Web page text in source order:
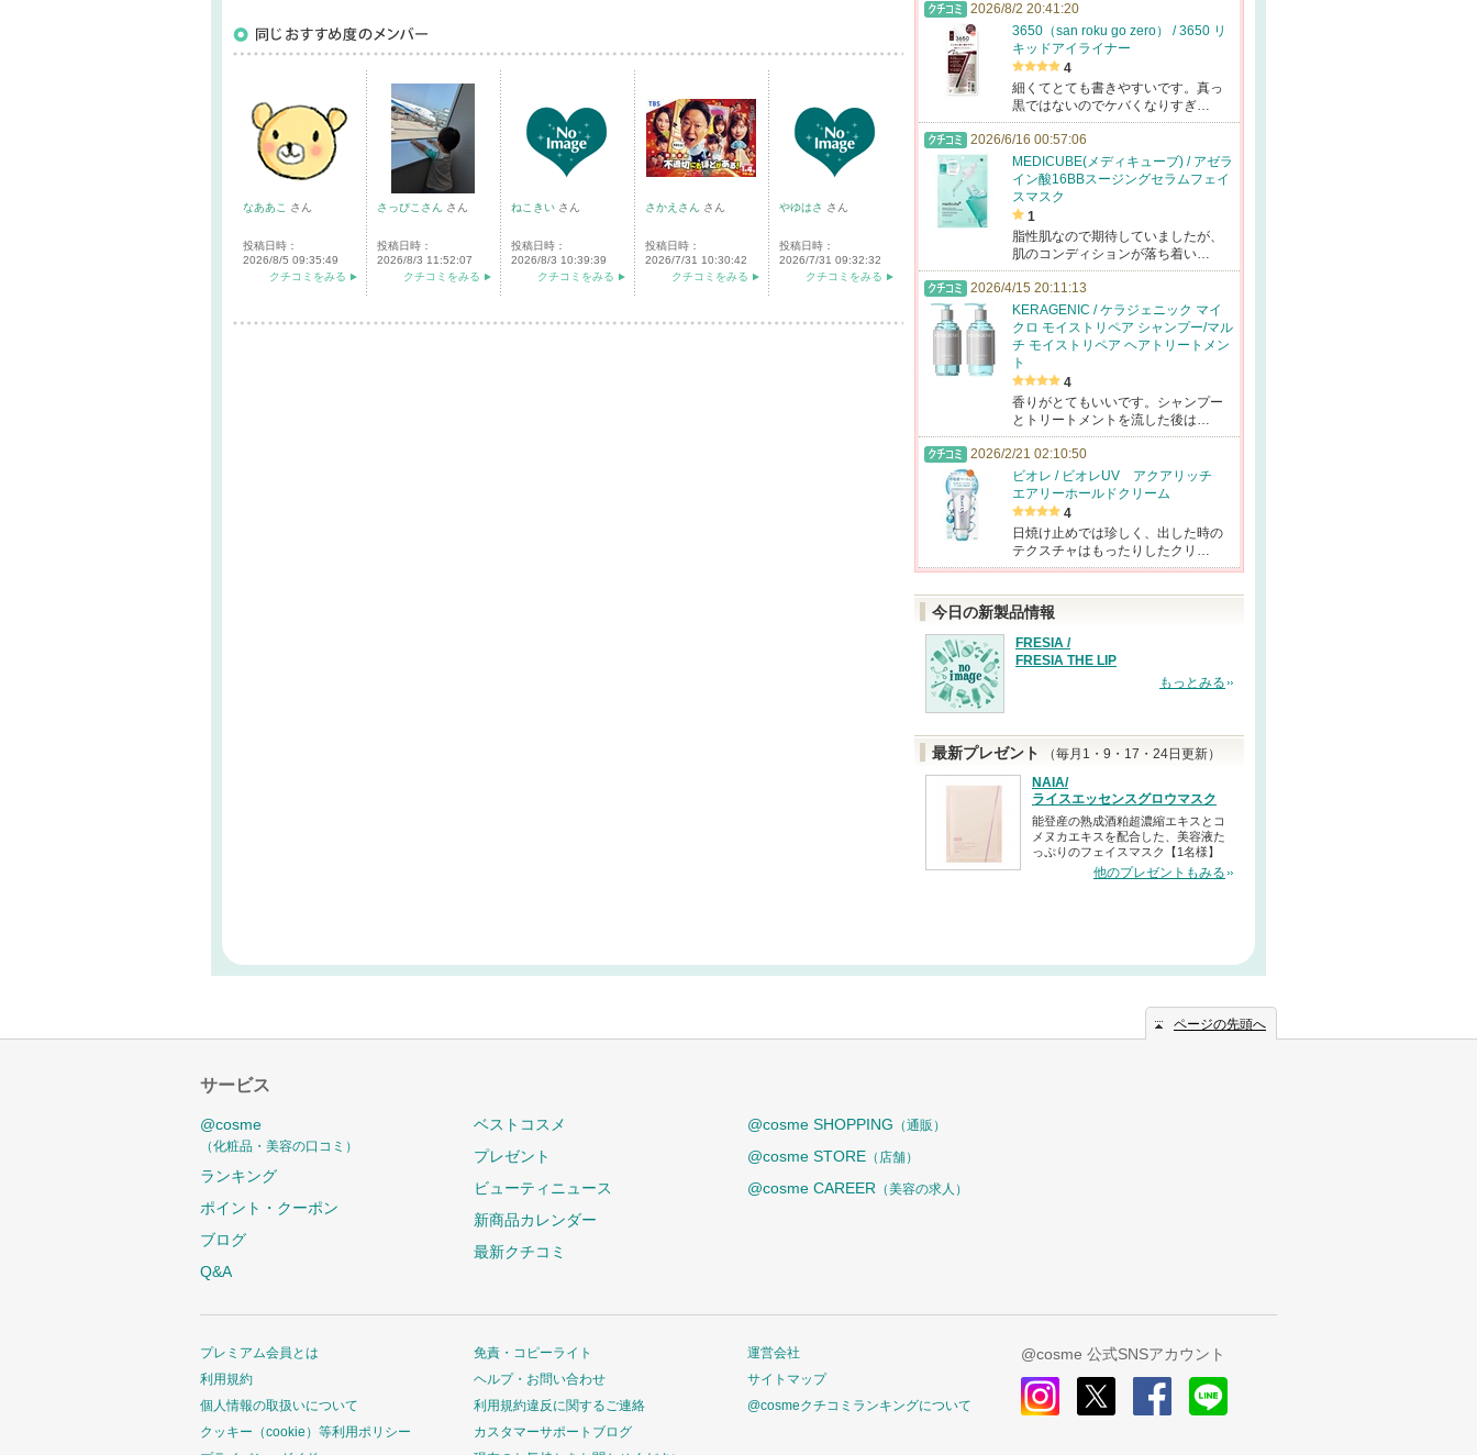
なああこ さん
投稿日時：
2026/8/5 09:35:49
クチコミをみる
さっぴこさん さん
投稿日時：
2026/8/3 11:52:07
クチコミをみる
ねこきい さん
投稿日時：
2026/8/3 10:39:39
クチコミをみる
さかえさん さん
投稿日時：
2026/7/31 10:30:42
クチコミをみる
やゆはさ さん
投稿日時：
2026/7/31 09:32:32
クチコミをみる
2026/8/2 20:41:20
3650（san roku go zero） / 3650 リ
キッドアイライナー
4
細くてとても書きやすいです。真っ
黒ではないのでケバくなりすぎ…
2026/6/16 00:57:06
MEDICUBE(メディキューブ) / アゼラ
イン酸16BBスージングセラムフェイ
スマスク
1
脂性肌なので期待していましたが、
肌のコンディションが落ち着い…
2026/4/15 20:11:13
KERAGENIC / ケラジェニック マイ
クロ モイストリペア シャンプー/マル
チ モイストリペア ヘアトリートメン
ト
4
香りがとてもいいです。シャンプー
とトリートメントを流した後は…
2026/2/21 02:10:50
ビオレ / ビオレUV アクアリッチ
エアリーホールドクリーム
4
日焼け止めでは珍しく、出した時の
テクスチャはもったりしたクリ…
今日の新製品情報
FRESIA /
FRESIA THE LIP
もっとみる
最新プレゼント
（毎月1・9・17・24日更新）
NAIA/
ライスエッセンスグロウマスク
能登産の熟成酒粕超濃縮エキスとコ
メヌカエキスを配合した、美容液た
っぷりのフェイスマスク【1名様】
他のプレゼントもみる
ページの先頭へ
サービス
@cosme
（化粧品・美容の口コミ）
ランキング
ポイント・クーポン
ブログ
Q&A
ベストコスメ
プレゼント
ビューティニュース
新商品カレンダー
最新クチコミ
@cosme SHOPPING （通販）
@cosme STORE （店舗）
@cosme CAREER （美容の求人）
プレミアム会員とは
利用規約
個人情報の取扱いについて
クッキー（cookie）等利用ポリシー
免責・コピーライト
ヘルプ・お問い合わせ
利用規約違反に関するご連絡
カスタマーサポートブログ
運営会社
サイトマップ
@cosmeクチコミランキングについて
@cosme 公式SNSアカウント